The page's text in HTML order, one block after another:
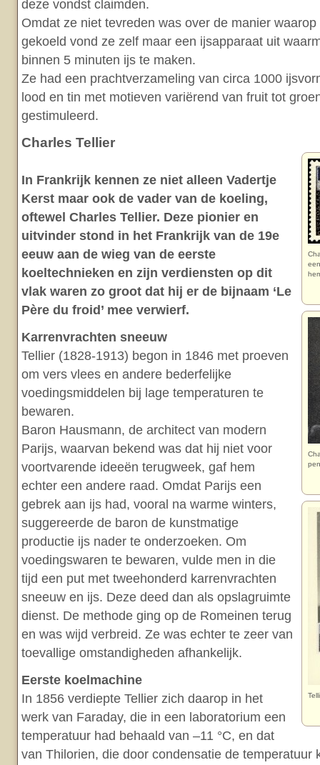
deze vondst claimden.
Omdat ze niet tevreden was over de manier
gekoeld vond ze zelf maar een ijsapparaat uit
binnen 5 minuten ijs te maken.
Ze had een prachtverzameling van circa 1000
lood en tin met motieven variërend van fruit tot
gestimuleerd.
Charles Tellier
In Frankrijk kennen ze niet alleen Vadertje
Kerst maar ook de vader van de koeling,
oftewel Charles Tellier. Deze pionier en
uitvinder stond in het Frankrijk van de 19e
eeuw aan de wieg van de eerste
koeltechnieken en zijn verdiensten op dit
vlak waren zo groot dat hij er de bijnaam ‘Le
Père du froid’ mee verwierf.
Karrenvrachten sneeuw
Tellier (1828-1913) begon in 1846 met proeven
om vers vlees en andere bederfelijke
voedingsmiddelen bij lage temperaturen te
bewaren.
Baron Hausmann, de architect van modern
Parijs, waarvan bekend was dat hij niet voor
voortvarende ideeën terugweek, gaf hem
echter een andere raad. Omdat Parijs een
gebrek aan ijs had, vooral na warme winters,
suggereerde de baron de kunstmatige
productie ijs nader te onderzoeken. Om
voedingswaren te bewaren, vulde men in die
tijd een put met tweehonderd karrenvrachten
sneeuw en ijs. Deze deed dan als opslagruimte
dienst. De methode ging op de Romeinen terug
en was wijd verbreid. Ze was echter te zeer van
toevallige omstandigheden afhankelijk.
Eerste koelmachine
In 1856 verdiepte Tellier zich daarop in het
werk van Faraday, die in een laboratorium een
temperatuur had behaald van –11 °C, en dat
van Thilorien, die door condensatie de temperatuur